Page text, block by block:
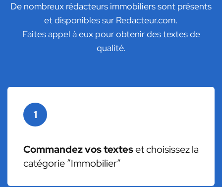
De nombreux rédacteurs immobiliers sont présents
et disponibles sur Redacteur.com.
Faites appel à eux pour obtenir des textes de
qualité.
1
Commandez vos texteset choisissez la
catégorie “Immobilier”